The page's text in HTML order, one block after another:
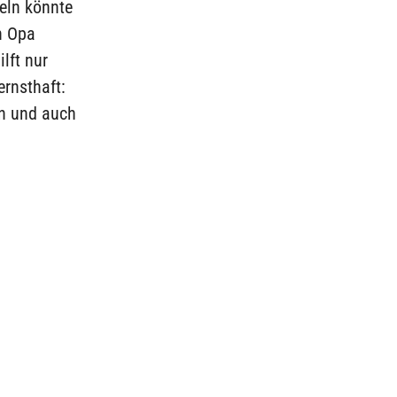
könnte
Opa
nur
und auch